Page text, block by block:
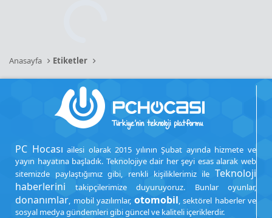
Anasayfa Etiketler
PC Hocası ailesi olarak 2015 yılının Şubat ayında hizmete ve
yayın hayatına başladık. Teknolojiye dair her şeyi esas alarak web
sitemizde paylaştığımız gibi, renkli kişiliklerimiz ile Teknoloji
haberlerini takipçilerimize duyuruyoruz. Bunlar oyunlar,
donanımlar, mobil yazılımlar, otomobil, sektörel haberler ve
sosyal medya gündemleri gibi güncel ve kaliteli içeriklerdir.